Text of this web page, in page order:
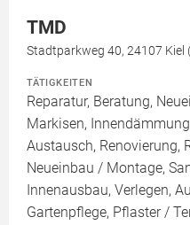
TMD
Stadtparkweg 40, 24107 Kiel
TÄTIGKEITEN
Reparatur, Beratung,
Markisen,
Austausch, Renovierung,
Neueinbau / Montage,
Innenausbau, Verlegen,
Gartenpflege, Pflaster /